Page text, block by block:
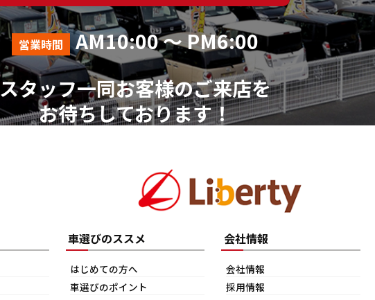
営業時間
AM10:00 ～ PM6:00
スタッフ一同お客様のご来店を
お待ちしております！
車選びのススメ
はじめての方へ
車選びのポイント
会社情報
会社情報
採用情報